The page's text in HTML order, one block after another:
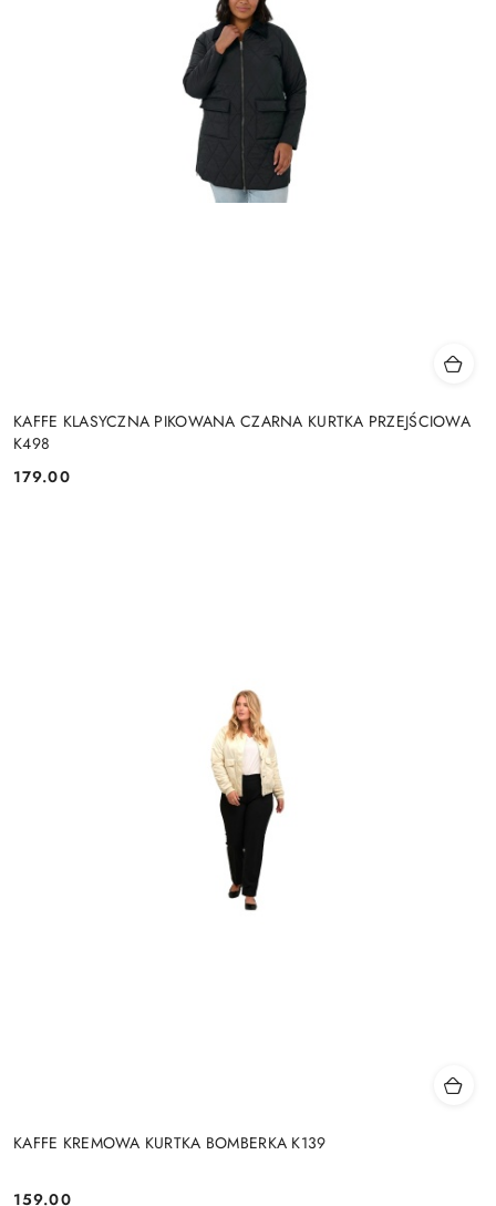
KAFFE KLASYCZNA PIKOWANA CZARNA KURTKA PRZEJŚCIOWA
K498
Cena:
179.00
KAFFE KREMOWA KURTKA BOMBERKA K139
159.00